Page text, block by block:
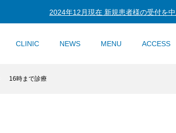
2024年12月現在 新規患者様の受付を
CLINIC NEWS MENU ACCESS
16時まで診療